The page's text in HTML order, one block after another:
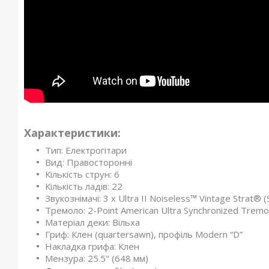
Характеристики:
Тип: Електрогітари
Вид: Правосторонні
Кількість струн: 6
Кількість ладів: 22
Звукознімачі: 3 x Ultra II Noiseless™ Vintage Strat®
Тремоло: 2-Point American Ultra Synchronized
Матеріал деки: Вільха
Гриф: Клен (quartersawn), профіль Modern “D”
Накладка грифа: Клен
Мензура: 25.5" (648 мм)